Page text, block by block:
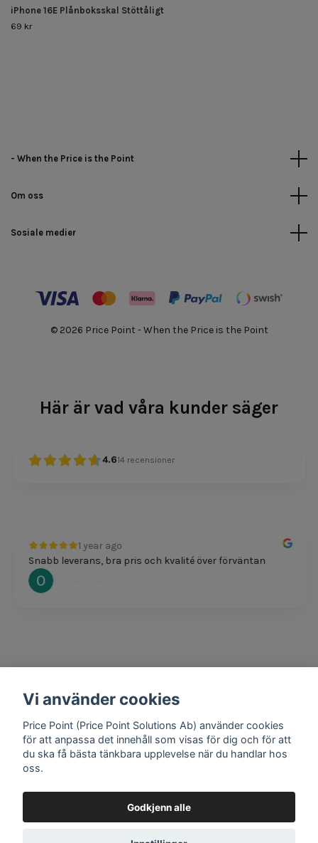
iPhone 16E Plånboksskal Stöttåligt
69 kr
- When the Price is the Point
Om oss
Sosiale medier
© 2026 Price Point - When the Price is the Point
Här är vad våra kunder säger
4.614 recensioner
1 year ago
Snabb leverans, bra pris och kvalité över förväntan
Oscar Svensson
1 year ago
Mathias Johansson
Vi använder cookies
Price Point (Price Point Solutions Ab) använder cookies
för att anpassa det innehåll som visas för dig och för att
du ska få bästa tänkbara upplevelse när du handlar hos
oss.
Godkjenn alle